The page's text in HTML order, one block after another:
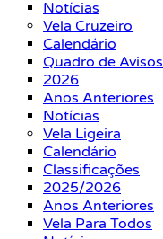
Notícias
Vela Cruzeiro
Calendário
Quadro de Avisos
2026
Anos Anteriores
Notícias
Vela Ligeira
Calendário
Classificações
2025/2026
Anos Anteriores
Vela Para Todos